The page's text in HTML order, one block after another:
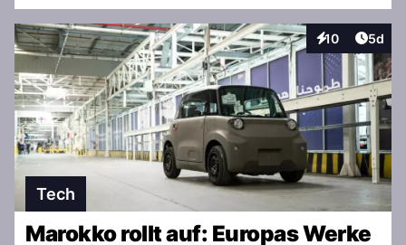
10
Interaktionen
5d
Tech
Marokko rollt auf: Europas Werke